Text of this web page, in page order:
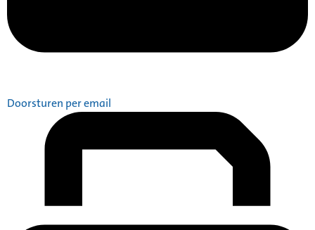
Doorsturen per email